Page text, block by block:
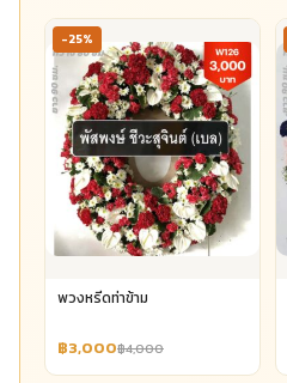
-25%
พวงหรีดท่าข้าม
฿3,000฿4,000